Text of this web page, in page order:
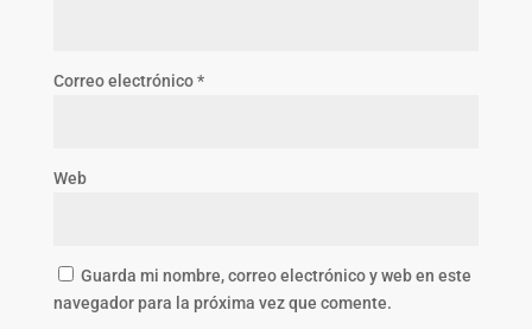
Correo electrónico*
Web
Guarda mi nombre, correo electrónico y web en este
navegador para la próxima vez que comente.